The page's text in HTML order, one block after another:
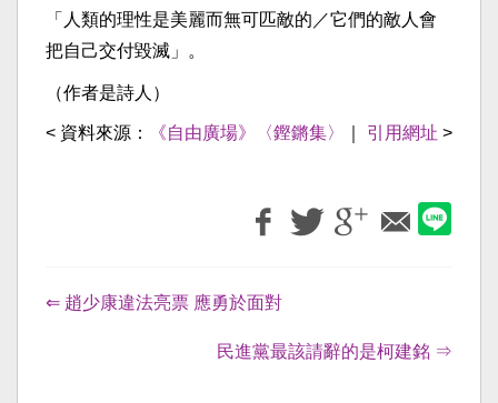
「人類的理性是美麗而無可匹敵的／它們的敵人會
把自己交付毀滅」。
（作者是詩人）
< 資料來源： 《自由廣場》〈鏗鏘集〉 引用網址 >
⇐ 趙少康違法亮票 應勇於面對
民進黨最該請辭的是柯建銘 ⇒